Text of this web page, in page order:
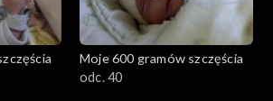
Moje 600 gramów szczęścia
odc. 40